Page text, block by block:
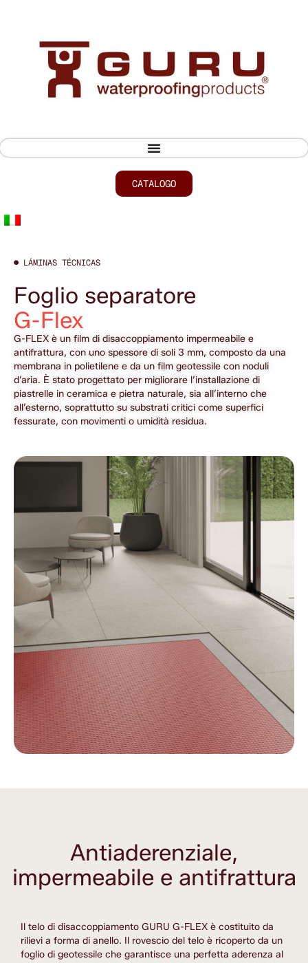
CATALOGO
● LÁMINAS TÉCNICAS
Foglio separatore
G-Flex
G-FLEX è un film di disaccoppiamento impermeabile e
antifrattura, con uno spessore di soli 3 mm, composto da una
membrana in polietilene e da un film geotessile con noduli
d’aria. È stato progettato per migliorare l’installazione di
piastrelle in ceramica e pietra naturale, sia all’interno che
all’esterno, soprattutto su substrati critici come superfici
fessurate, con movimenti o umidità residua.
Antiaderenziale,
impermeabile e antifrattura
Il telo di disaccoppiamento GURU G-FLEX è costituito da
rilievi a forma di anello. Il rovescio del telo è ricoperto da un
foglio di geotessile che garantisce una perfetta aderenza al